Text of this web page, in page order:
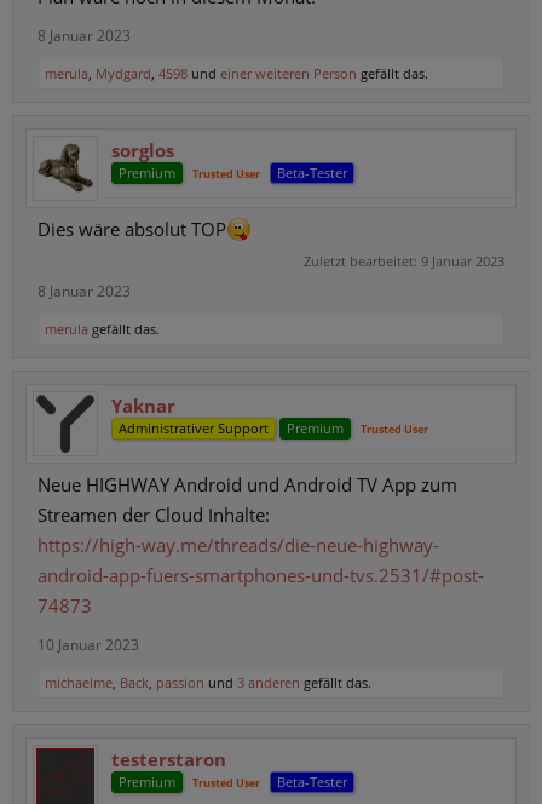
8 Januar 2023
merula, Mydgard, 4598 und einer weiteren Person gefällt das.
sorglos
Premium Trusted User Beta-Tester
Dies wäre absolut TOP
Zuletzt bearbeitet: 9 Januar 2023
8 Januar 2023
merula gefällt das.
Yaknar
Administrativer Support Premium Trusted User
Neue HIGHWAY Android und Android TV App zum
Streamen der Cloud Inhalte:
https://high-way.me/threads/die-neue-highway-
android-app-fuers-smartphones-und-tvs.2531/#post-
74873
10 Januar 2023
michaelme, Back, passion und 3 anderen gefällt das.
testerstaron
Premium Trusted User Beta-Tester